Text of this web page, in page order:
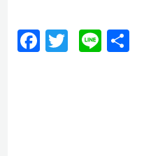
Facebook
Twitter
Line